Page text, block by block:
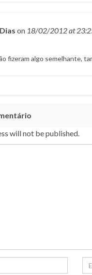
on 18/02/2012at
fizeram algo semelhante,
will not be published.